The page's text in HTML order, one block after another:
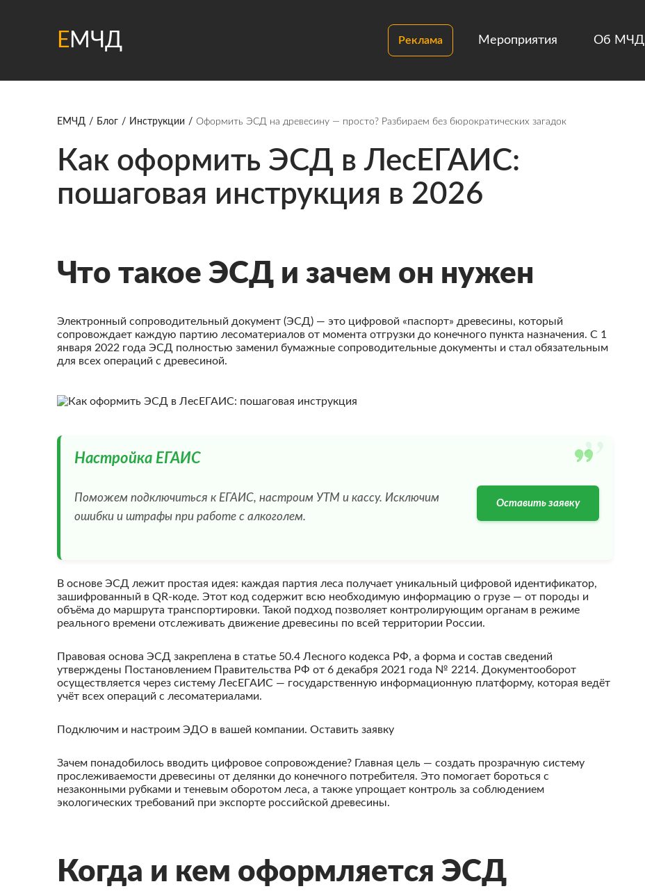
ЕМЧД Реклама Мероприятия Об МЧД
ЕМЧД Блог Инструкции Оформить ЭСД на древесину — просто? Разбираем без бюрократических загадок
Как оформить ЭСД в ЛесЕГАИС:
пошаговая инструкция в 2026
Что такое ЭСД и зачем он нужен
Электронный сопроводительный документ (ЭСД) — это цифровой «паспорт» древесины, который
сопровождает каждую партию лесоматериалов от момента отгрузки до конечного пункта назначения. С 1
января 2022 года ЭСД полностью заменил бумажные сопроводительные документы и стал обязательным
для всех операций с древесиной.
”
Настройка ЕГАИС
Поможем подключиться к ЕГАИС, настроим УТМ и кассу. Исключим
ошибки и штрафы при работе с алкоголем.
Оставить заявку
В основе ЭСД лежит простая идея: каждая партия леса получает уникальный цифровой идентификатор,
зашифрованный в QR-коде. Этот код содержит всю необходимую информацию о грузе — от породы и
объёма до маршрута транспортировки. Такой подход позволяет контролирующим органам в режиме
реального времени отслеживать движение древесины по всей территории России.
Правовая основа ЭСД закреплена в статье 50.4 Лесного кодекса РФ, а форма и состав сведений
утверждены Постановлением Правительства РФ от 6 декабря 2021 года № 2214. Документооборот
осуществляется через систему ЛесЕГАИС — государственную информационную платформу, которая ведёт
учёт всех операций с лесоматериалами.
Подключим и настроим ЭДО в вашей компании. Оставить заявку
Зачем понадобилось вводить цифровое сопровождение? Главная цель — создать прозрачную систему
прослеживаемости древесины от делянки до конечного потребителя. Это помогает бороться с
незаконными рубками и теневым оборотом леса, а также упрощает контроль за соблюдением
экологических требований при экспорте российской древесины.
Когда и кем оформляется ЭСД